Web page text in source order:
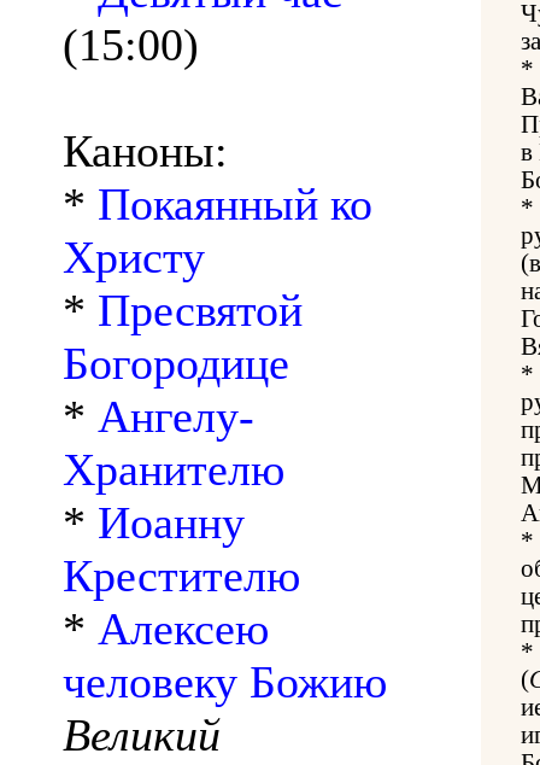
(15:00)
Каноны:
* Покаянный ко
Христу
* Пресвятой
Богородице
* Ангелу-
Хранителю
* Иоанну
Крестителю
* Алексею
человеку Божию
Великий
*
в
*
*
*
*
(